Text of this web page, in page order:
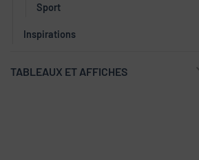
Sport
Inspirations
TABLEAUX ET AFFICHES